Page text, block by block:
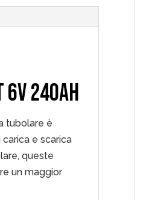
6V 240AH
tubolare è
e scarica
queste
un maggior